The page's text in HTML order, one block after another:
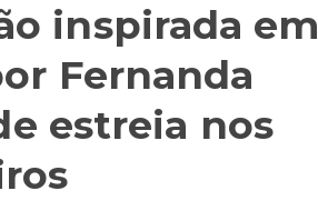
inspirada em
Fernanda
estreia nos